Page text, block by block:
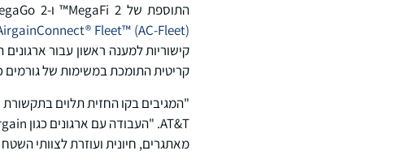
התוספת של MegaFi 2™ ו-MegaGo 2™ מחזקת את מגוון מוצרי Airgain AirgainConnect® ההולך וגדל, אשר כולל גם את
Fleet™ (AC-Fleet)
קישוריות למענה ראשון עבור
קריטית התומכת במשימות של גורמים
מאתגרים, חיונית ועוזרת לצוותי